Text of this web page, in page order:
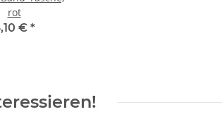
rot
€ *